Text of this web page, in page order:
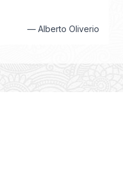
— Alberto Oliverio